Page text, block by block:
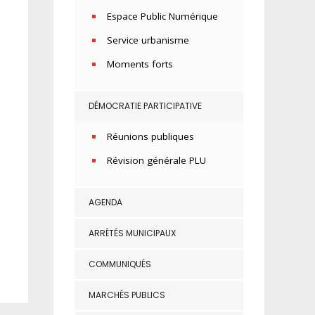
Espace Public Numérique
Service urbanisme
Moments forts
DÉMOCRATIE PARTICIPATIVE
Réunions publiques
Révision générale PLU
AGENDA
ARRÊTÉS MUNICIPAUX
COMMUNIQUÉS
MARCHÉS PUBLICS